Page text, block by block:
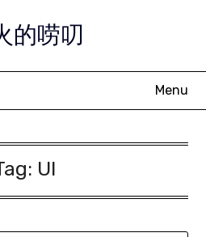
的唠叨
Menu
UI